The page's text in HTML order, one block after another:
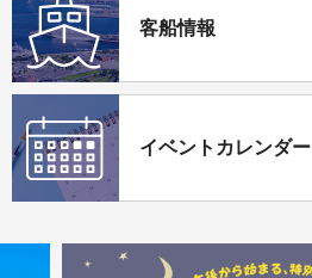
客船情報
イベントカレンダー